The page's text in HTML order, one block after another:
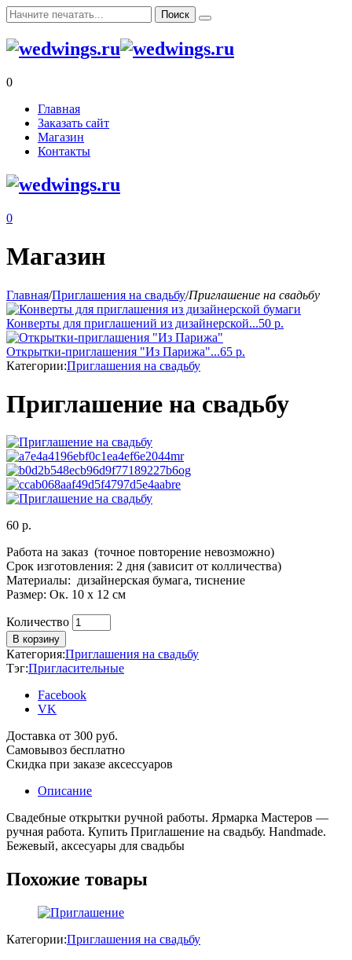
0
Главная
Заказать сайт
Магазин
Контакты
0
Магазин
Главная/Приглашения на свадьбу/Приглашение на свадьбу
Конверты для приглашений из дизайнерской...50 р.
Открытки-приглашения "Из Парижа"...65 р.
Категории:Приглашения на свадьбу
Приглашение на свадьбу
60 р.
Работа на заказ (точное повторение невозможно)
Срок изготовления: 2 дня (зависит от колличества)
Материалы: дизайнерская бумага, тиснение
Размер: Ок. 10 х 12 см
Количество
Количество
В корзину
Категория:Приглашения на свадьбу
Тэг:Пригласительные
Facebook
VK
Доставка от 300 руб.
Самовывоз бесплатно
Скидка при заказе аксессуаров
Описание
Свадебные открытки ручной работы. Ярмарка Мастеров —
ручная работа. Купить Приглашение на свадьбу. Handmade.
Бежевый, аксесуары для свадьбы
Похожие товары
Категории:Приглашения на свадьбу